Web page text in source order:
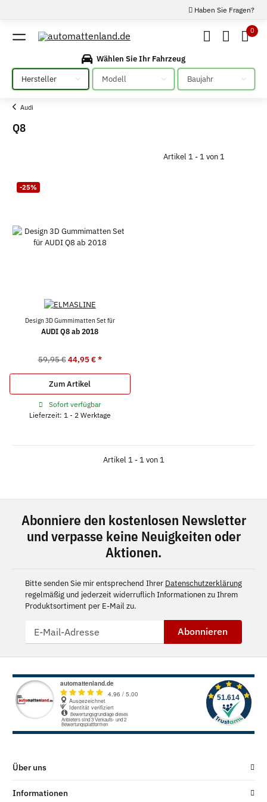
Haben Sie Fragen?
0
Wählen Sie Ihr Fahrzeug
Bitte auswählen
Bitte auswählen Bitte auswählen
Audi
Q8
Artikel 1 - 1 von 1
-25%
Design 3D Gummimatten Set für
AUDI Q8 ab 2018
59,95 € 44,95 €*
Zum Artikel
Sofort verfügbar
Lieferzeit: 1 - 2 Werktage
Artikel 1 - 1 von 1
Abonniere den kostenlosen Newsletter
und verpasse keine Neuigkeiten oder
Aktionen.
Bitte senden Sie mir entsprechend Ihrer Datenschutzerklärung
regelmäßig und jederzeit widerruflich Informationen zu Ihrem
Produktsortiment per E-Mail zu.
Abonnieren
Über uns
Informationen